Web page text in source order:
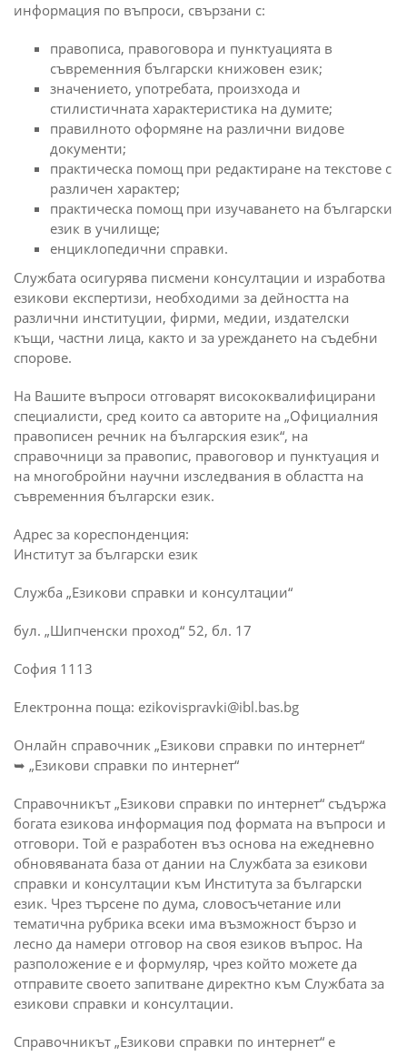
информация по въпроси, свързани с:
правописа, правоговора и пунктуацията в
съвременния български книжовен език;
значението, употребата, произхода и
стилистичната характеристика на думите;
правилното оформяне на различни видове
документи;
практическа помощ при редактиране на текстове с
различен характер;
практическа помощ при изучаването на български
език в училище;
енциклопедични справки.
Службата осигурява писмени консултации и изработва
езикови експертизи, необходими за дейността на
различни институции, фирми, медии, издателски
къщи, частни лица, както и за уреждането на съдебни
спорове.
На Вашите въпроси отговарят висококвалифицирани
специалисти, сред които са авторите на „Официалния
правописен речник на българския език“, на
справочници за правопис, правоговор и пунктуация и
на многобройни научни изследвания в областта на
съвременния български език.
Адрес за кореспонденция:
Институт за български език
Служба „Езикови справки и консултации“
бул. „Шипченски проход“ 52, бл. 17
София 1113
Електронна поща: ezikovispravki@ibl.bas.bg
Онлайн справочник „Езикови справки по интернет“
➥ „Езикови справки по интернет“
Справочникът „Езикови справки по интернет“ съдържа
богата езикова информация под формата на въпроси и
отговори. Той е разработен въз основа на ежедневно
обновяваната база от дании на Службата за езикови
справки и консултации към Института за български
език. Чрез търсене по дума, словосъчетание или
тематична рубрика всеки има възможност бързо и
лесно да намери отговор на своя езиков въпрос. На
разположение е и формуляр, чрез който можете да
отправите своето запитване директно към Службата за
езикови справки и консултации.
Справочникът „Езикови справки по интернет“ е